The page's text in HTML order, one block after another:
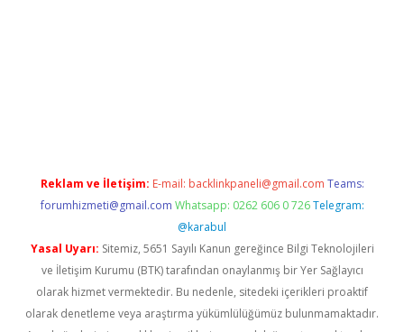
Reklam ve İletişim: E-mail: backlinkpaneli@gmail.com Teams:
forumhizmeti@gmail.com Whatsapp: 0262 606 0 726 Telegram:
@karabul
Yasal Uyarı: Sitemiz, 5651 Sayılı Kanun gereğince Bilgi Teknolojileri
ve İletişim Kurumu (BTK) tarafından onaylanmış bir Yer Sağlayıcı
olarak hizmet vermektedir. Bu nedenle, sitedeki içerikleri proaktif
olarak denetleme veya araştırma yükümlülüğümüz bulunmamaktadır.